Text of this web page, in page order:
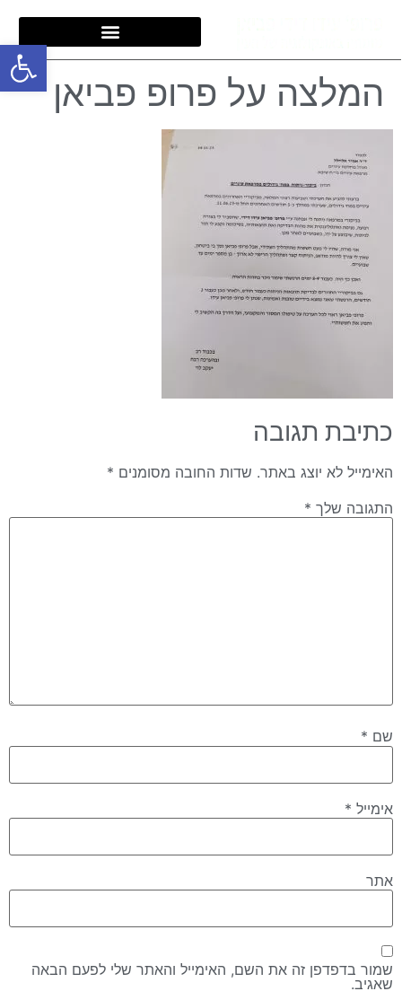
פתח
המלצה על פרופ פביאן
כתיבת תגובה
האימייל לא יוצג באתר. שדות החובה מסומנים *
התגובה שלך *
שם *
אימייל *
אתר
שמור בדפדפן זה את השם, האימייל והאתר שלי לפעם הבאה
שאגיב.